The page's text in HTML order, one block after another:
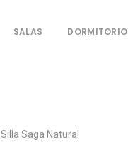
SALAS DORMITORIO
Silla Saga Natural